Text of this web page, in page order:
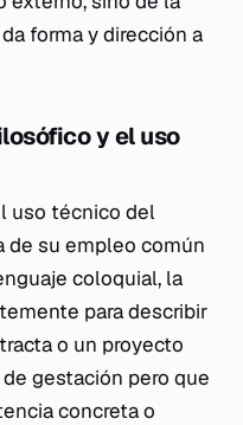
forma y dirección a
y el uso
uso técnico del
de su empleo común
coloquial, la
para describir
o un proyecto
gestación pero que
concreta o